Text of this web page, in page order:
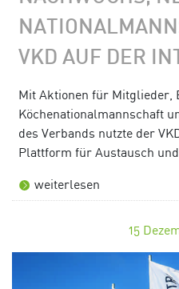
VKD AUF DER
Mit Aktionen für Mitglieder,
Köchenationalmannschaft
des Verbands nutzte der
Plattform für Austausch
weiterlesen
15